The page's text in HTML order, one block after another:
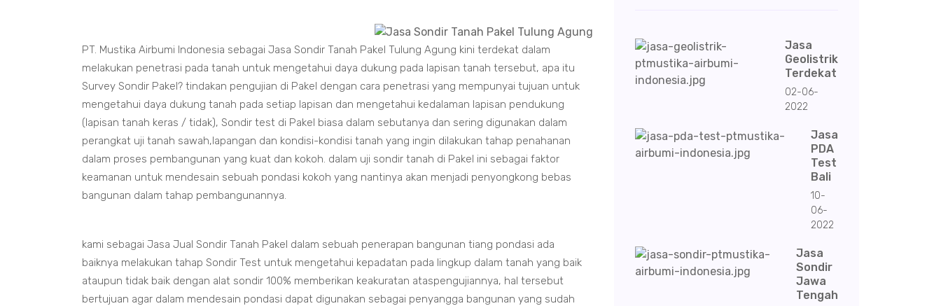
PT. Mustika Airbumi Indonesia sebagai Jasa Sondir Tanah Pakel Tulung Agung kini terdekat dalam
melakukan penetrasi pada tanah untuk mengetahui daya dukung pada lapisan tanah tersebut, apa itu
Survey Sondir Pakel? tindakan pengujian di Pakel dengan cara penetrasi yang mempunyai tujuan untuk
mengetahui daya dukung tanah pada setiap lapisan dan mengetahui kedalaman lapisan pendukung
(lapisan tanah keras / tidak), Sondir test di Pakel biasa dalam sebutanya dan sering digunakan dalam
perangkat uji tanah sawah,lapangan dan kondisi-kondisi tanah yang ingin dilakukan tahap penahanan
dalam proses pembangunan yang kuat dan kokoh. dalam uji sondir tanah di Pakel ini sebagai faktor
keamanan untuk mendesain sebuah pondasi kokoh yang nantinya akan menjadi penyongkong bebas
bangunan dalam tahap pembangunannya.
kami sebagai Jasa Jual Sondir Tanah Pakel dalam sebuah penerapan bangunan tiang pondasi ada
baiknya melakukan tahap Sondir Test untuk mengetahui kepadatan pada lingkup dalam tanah yang baik
ataupun tidak baik dengan alat sondir 100% memberikan keakuratan ataspengujiannya, hal tersebut
bertujuan agar dalam mendesain pondasi dapat digunakan sebagai penyangga bangunan yang sudah
Jasa
Geolistrik
Terdekat
02-06-
2022
Jasa
PDA
Test
Bali
10-
06-
2022
Jasa
Sondir
Jawa
Tengah